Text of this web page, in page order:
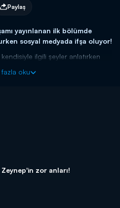
Paylaş
yayınlanan ilk bölümde
sosyal medyada ifşa oluyor!
ilgili şeyler anlatırken
yayılır.
oku
Zeynep'in zor anları!